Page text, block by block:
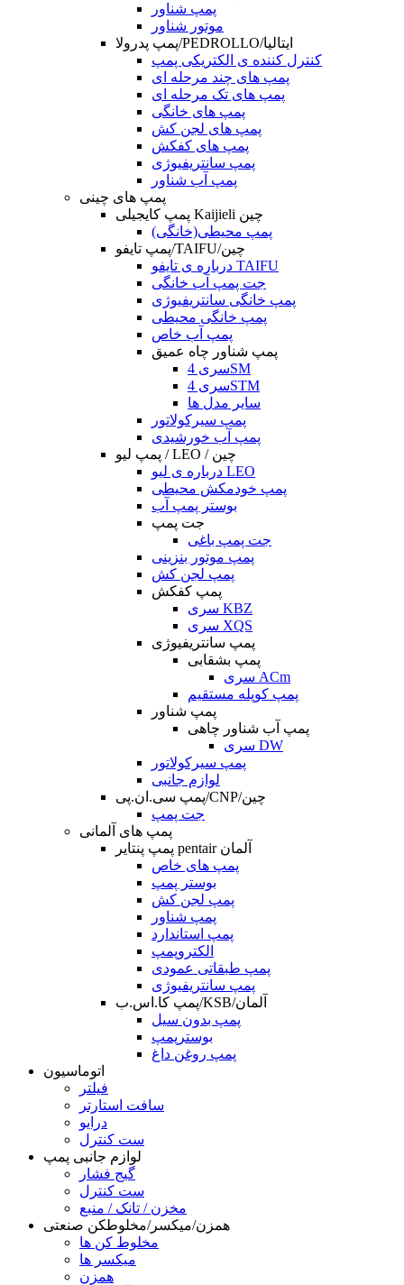
پمپ شناور
موتور شناور
پمپ پدرولا/PEDROLLO/ایتالیا
کنترل کننده ی الکتریکی پمپ
پمپ های چند مرحله ای
پمپ های تک مرحله ای
پمپ های خانگی
پمپ های لجن کش
پمپ های کفکش
پمپ سانتریفیوژی
پمپ آب شناور
پمپ های چینی
پمپ کایجیلی Kaijieli چین
پمپ محیطی(خانگی)
پمپ تایفو/TAIFU/چین
درباره ی تایفو TAIFU
جت پمپ آب خانگی
پمپ خانگی سانتریفیوژی
پمپ خانگی محیطی
پمپ آب خاص
پمپ شناور چاه عمیق
سری 4SM
سری 4STM
سایر مدل ها
پمپ سیرکولاتور
پمپ آب خورشیدی
پمپ لیو / LEO / چین
درباره ی لیو LEO
پمپ خودمکش محیطی
بوستر پمپ آب
جت پمپ
جت پمپ باغی
پمپ موتور بنزینی
پمپ لجن کش
پمپ کفکش
سری KBZ
سری XQS
پمپ سانتریفیوژی
پمپ بشقابی
سری ACm
پمپ کوپله مستقیم
پمپ شناور
پمپ آب شناور چاهی
سری DW
پمپ سیرکولاتور
لوازم جانبی
پمپ سی.ان.پی/CNP/چین
جت پمپ
پمپ های آلمانی
پمپ پنتایر pentair آلمان
پمپ های خاص
بوستر پمپ
پمپ لجن کش
پمپ شناور
پمپ استاندارد
الکتروپمپ
پمپ طبقاتی عمودی
پمپ سانتریفیوژی
پمپ کا.اس.ب/KSB/آلمان
پمپ بدون سیل
بوسترپمپ
پمپ روغن داغ
اتوماسیون
فیلتر
سافت استارتر
درایو
ست کنترل
لوازم جانبی پمپ
گیج فشار
ست کنترل
مخزن / تانک / منبع
همزن/میکسر/مخلوطکن صنعتی
مخلوط کن ها
میکسر ها
همزن